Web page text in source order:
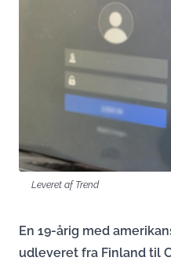
Leveret af Trend
En 19-årig med
udleveret fra Finland til